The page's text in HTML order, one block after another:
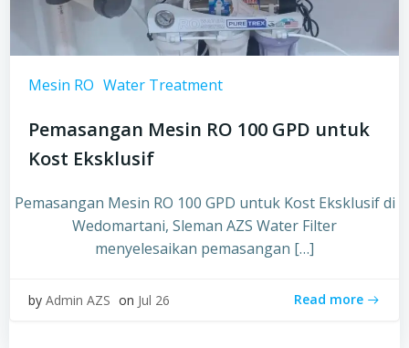
Mesin RO Water Treatment
Pemasangan Mesin RO 100 GPD untuk
Kost Eksklusif
Pemasangan Mesin RO 100 GPD untuk Kost Eksklusif di
Wedomartani, Sleman AZS Water Filter
menyelesaikan pemasangan […]
by Admin AZS on Jul 26 Read more